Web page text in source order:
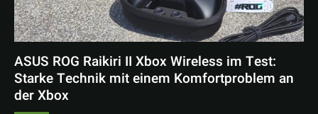
ASUS ROG Raikiri II Xbox Wireless im Test:
Starke Technik mit einem Komfortproblem an
der Xbox